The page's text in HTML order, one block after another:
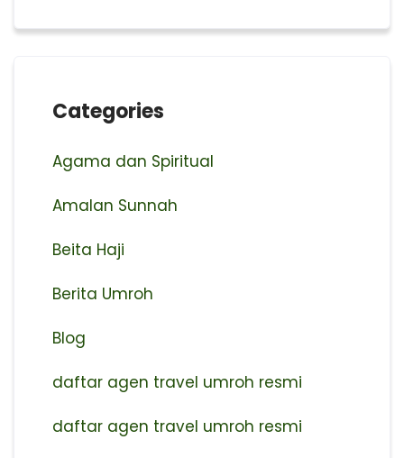
Categories
Agama dan Spiritual
Amalan Sunnah
Beita Haji
Berita Umroh
Blog
daftar agen travel umroh resmi
⁠daftar agen travel umroh resmi